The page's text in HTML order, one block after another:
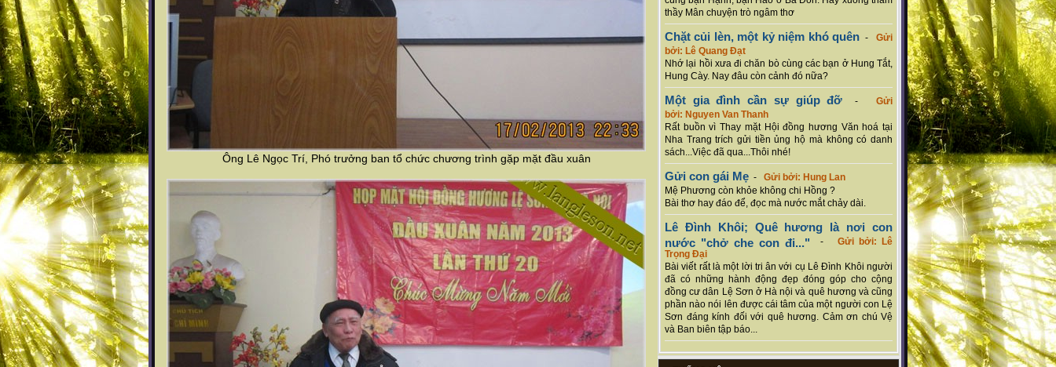
Ông Lê Ngọc Trí, Phó trưởng ban tổ chức chương trình gặp mặt đầu xuân
thầy Mân chuyện trò ngâm thơ
Chặt củi lèn, một kỷ niệm khó quên-Gửi
bởi: Lê Quang Đạt
Nhớ lại hồi xưa đi chăn bò cùng các bạn ở Hung Tắt,
Hung Cày. Nay đâu còn cảnh đó nữa?
Một gia đình cần sự giúp đỡ -Gửi
bởi: Nguyen Van Thanh
Rất buồn vì Thay mặt Hội đồng hương Văn hoá tại
Nha Trang trích gửi tiền ủng hộ mà không có danh
sách...Việc đã qua...Thôi nhé!
Gửi con gái Mẹ - Gửi bởi: Hung Lan
Mệ Phương còn khỏe không chi Hồng ?
Bài thơ hay đáo để, đọc mà nước mắt chảy dài.
Lê Đình Khôi; Quê hương là nơi con
nước "chở che con đi..." - Gửi bởi: Lê
Trọng Đại
Bài viết rất là một lời tri ân với cụ Lê Đình Khôi người
đã có những hành động đẹp đóng góp cho cộng
đồng cư dân Lệ Sơn ở Hà nội và quê hương và cũng
phần nào nói lên được cái tâm của một người con Lệ
Sơn đáng kính đối với quê hương. Cảm ơn chú Vệ
và Ban biên tập báo...